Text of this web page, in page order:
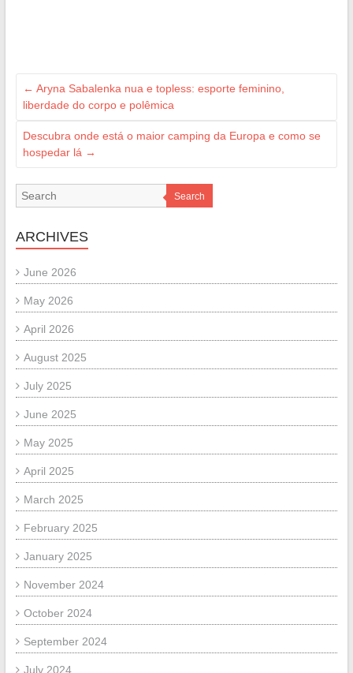
← Aryna Sabalenka nua e topless: esporte feminino,
liberdade do corpo e polêmica
Descubra onde está o maior camping da Europa e como se
hospedar lá →
Search
ARCHIVES
June 2026
May 2026
April 2026
August 2025
July 2025
June 2025
May 2025
April 2025
March 2025
February 2025
January 2025
November 2024
October 2024
September 2024
July 2024